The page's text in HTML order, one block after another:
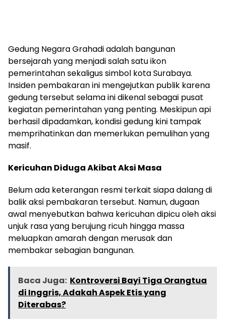
Gedung Negara Grahadi adalah bangunan
bersejarah yang menjadi salah satu ikon
pemerintahan sekaligus simbol kota Surabaya.
Insiden pembakaran ini mengejutkan publik karena
gedung tersebut selama ini dikenal sebagai pusat
kegiatan pemerintahan yang penting. Meskipun api
berhasil dipadamkan, kondisi gedung kini tampak
memprihatinkan dan memerlukan pemulihan yang
masif.
Kericuhan Diduga Akibat Aksi Masa
Belum ada keterangan resmi terkait siapa dalang di
balik aksi pembakaran tersebut. Namun, dugaan
awal menyebutkan bahwa kericuhan dipicu oleh aksi
unjuk rasa yang berujung ricuh hingga massa
meluapkan amarah dengan merusak dan
membakar sebagian bangunan.
Baca Juga: Kontroversi Bayi Tiga Orangtua
di Inggris, Adakah Aspek Etis yang
Diterabas?